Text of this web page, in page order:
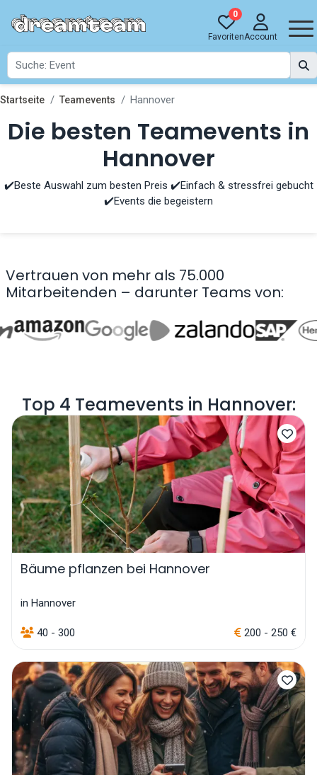
0
FavoritenAccount
Startseite Teamevents Hannover
Die besten Teamevents in
Hannover
✔️Beste Auswahl zum besten Preis ✔️Einfach & stressfrei gebucht
✔️Events die begeistern
Vertrauen von mehr als 75.000
Mitarbeitenden – darunter Teams von:
Top 4 Teamevents in Hannover:
Bäume pflanzen bei Hannover
in Hannover
40 - 300 200 - 250 €